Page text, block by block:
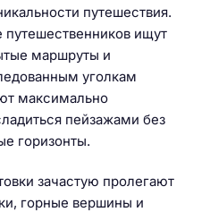
путешествия.
ищут
маршруты и
уголкам
максимально
пейзажами без
горизонты.
зачастую пролегают
горные вершины и